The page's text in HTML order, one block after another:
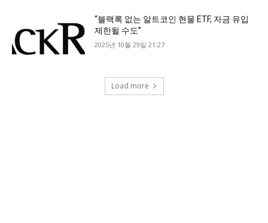
“블랙록 없는 알트코인 현물 ETF, 자금 유입
제한될 수도”
2025년 10월 29일 21:27
Load more